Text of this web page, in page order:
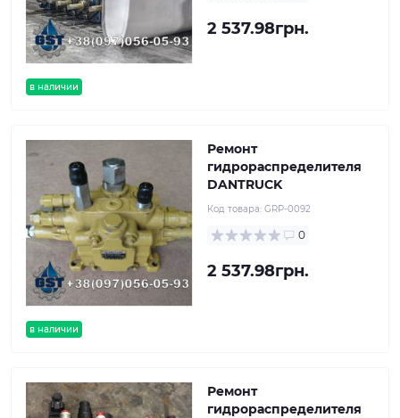
в наличии
2 537.98грн.
в наличии
Ремонт
гидрораспределителя
DANTRUCK
Код товара: GRP-0092
0
2 537.98грн.
Ремонт
гидрораспределителя